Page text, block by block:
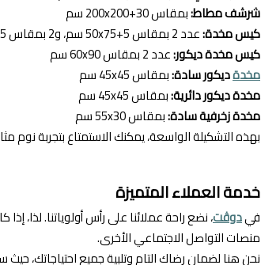
شرشف مطاط:بمقاس 200x200+30 سم
كيس مخدة:عدد 2 بمقاس 50x75+5 سم، و2 بمقاس 50x75 سم
كيس مخدة ديكور:عدد 2 بمقاس 60x90 سم
مخدةديكور سادة:بمقاس 45x45 سم
مخدة ديكور دائرية:بمقاس 45x45 سم
مخدة زخرفية سادة:بمقاس 55x30 سم
بهذه التشكيلة الواسعة، يمكنك الاستمتاع بتجربة نوم
خدمة العملاء المتميزة
فيدوڤت، نضع راحة عملائنا على رأس أولوياتنا. لذا،
منصات التواصل الاجتماعي الأخرى.
نحن هنا لضمان رضاك التام وتلبية جميع احتياجاتك،